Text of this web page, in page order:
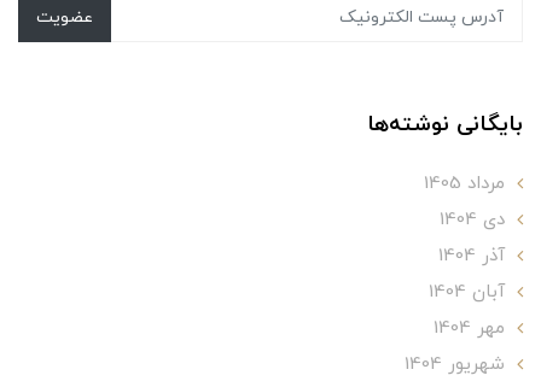
عضویت
بایگانی نوشته‌ها
مرداد 1405
دی 1404
آذر 1404
آبان 1404
مهر 1404
شهریور 1404